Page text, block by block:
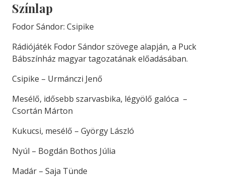
Színlap
Fodor Sándor: Csipike
Rádiójáték FodorSándorszövege alapján, a Puck
Bábszínház magyartagozatánakelőadásában.
Csipike – Urmánczi Jenő
Mesélő, idősebb szarvasbika, légyölő galóca –
Csortán Márton
Kukucsi, mesélő – György László
Nyúl – Bogdán Bothos Júlia
Madár – Saja Tünde